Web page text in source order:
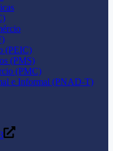
(PEIC)
(PMS)
(PMC)
e Informal (PNAD-T)